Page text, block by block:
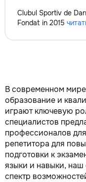
la fiecare detaliu.
pentru o consultație
+373 603 31 178
consultații și
gratuit Consultanță
Reparații executate
responsabilitate.
ideile în locuințe
moderne și
noastră – liniștea și
dumneavoastră!
Clubul Sportiv de
Fondat in 2015
В современном
образование и
играют ключевую
специалистов
профессионалов
репетитора для
подготовки к
языки и навыки, наш
спектр